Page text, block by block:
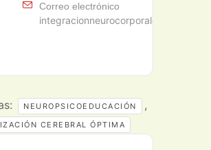
Correo electrónico
integracionneurocorporal@gmail.com
NEUROPSICOEDUCACIÓN ,
CEREBRAL ÓPTIMA